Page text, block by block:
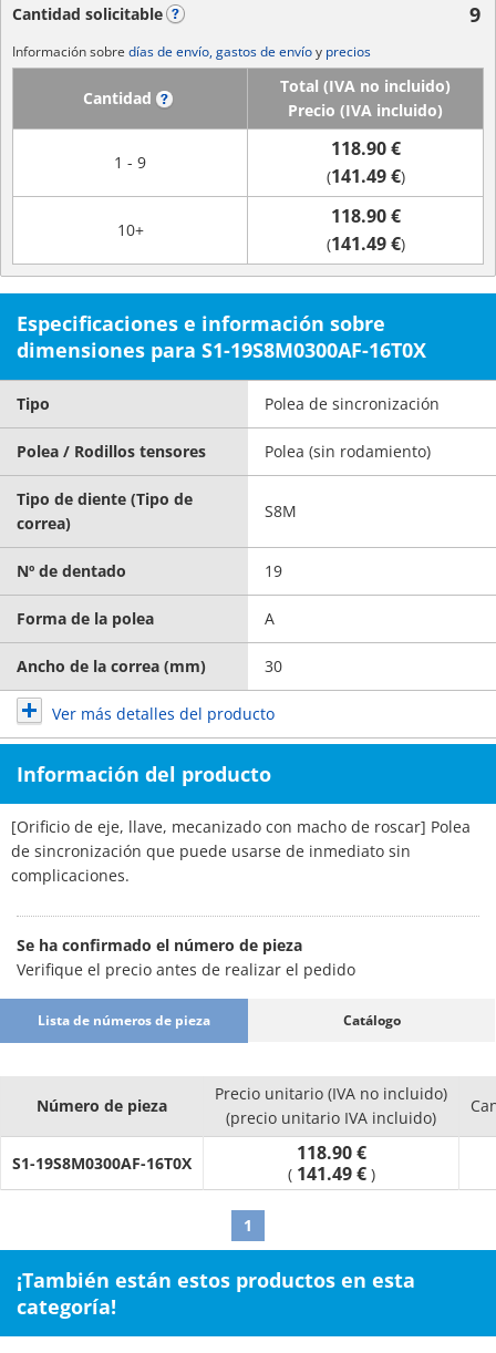
Cantidad solicitable 9
Información sobre días de envío, gastos de envíoy precios
Cantidad
Total (IVA no incluido)
Precio (IVA incluido)
1 - 9
118.90 €
(141.49 €)
10+
118.90 €
(141.49 €)
Especificaciones e información sobre
dimensiones para S1-19S8M0300AF-16T0X
Tipo Polea de sincronización
Polea / Rodillos tensores Polea (sin rodamiento)
Tipo de diente (Tipo de
correa)
S8M
Nº de dentado 19
Forma de la polea A
Ancho de la correa (mm) 30
Ver más detalles del producto
Información del producto
[Orificio de eje, llave, mecanizado con macho de roscar] Polea
de sincronización que puede usarse de inmediato sin
complicaciones.
Se ha confirmado el número de pieza
Verifique el precio antes de realizar el pedido
Lista de números de pieza Catálogo
Número de pieza
Precio unitario (IVA no incluido)
(precio unitario IVA incluido)
S1-19S8M0300AF-16T0X 118.90 €
( 141.49 € )
1
¡También están estos productos en esta
categoría!